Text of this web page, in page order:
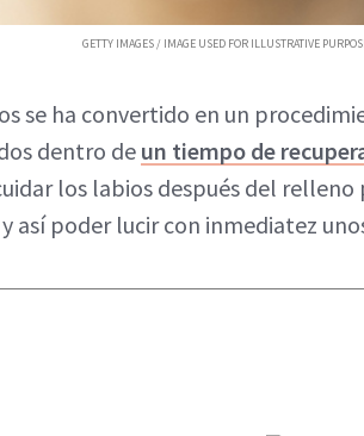
GETTY IMAGES / IMAGE USED FOR ILLUSTRATIVE
se ha convertido en un
dentro de un tiempo de
los labios después del relleno
y así poder lucir con inmediatez